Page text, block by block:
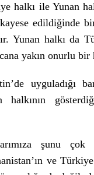
halkı ile Yunan
edildiğinde
Yunan halkı da
yakın onurlu bir
uyguladığı
halkının
şunu çok
ve